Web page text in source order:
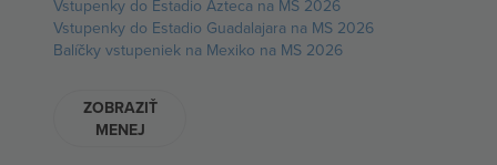
Vstupenky do Estadio Azteca na MS 2026
Vstupenky do Estadio Guadalajara na MS 2026
Balíčky vstupeniek na Mexiko na MS 2026
ZOBRAZIŤ
MENEJ